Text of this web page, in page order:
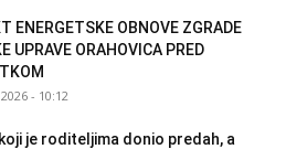
ENERGETSKE OBNOVE ZGRADE
UPRAVE ORAHOVICA PRED
- 10:12
je roditeljima donio predah, a